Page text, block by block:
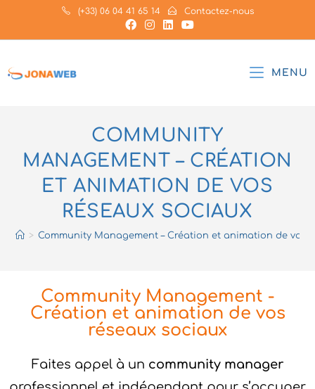
(+33) 06 04 41 65 14 Contactez-nous
MENU
COMMUNITY
MANAGEMENT – CRÉATION
ET ANIMATION DE VOS
RÉSEAUX SOCIAUX
> Community Management – Création et animation de vos
Community Management -
Création et animation de vos
réseaux sociaux
Faites appel à un community manager